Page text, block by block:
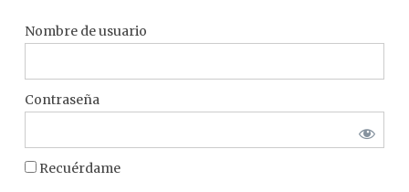
Nombre de usuario
Contraseña
Recuérdame